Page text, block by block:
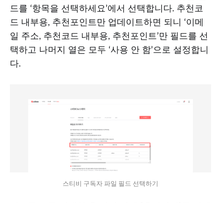
드를 ‘항목을 선택하세요’에서 선택합니다. 추천코
드 내부용, 추천포인트만 업데이트하면 되니 ‘이메
일 주소, 추천코드 내부용, 추천포인트’만 필드를 선
택하고 나머지 열은 모두 ‘사용 안 함’으로 설정합니
다.
스티비 구독자 파일 필드 선택하기